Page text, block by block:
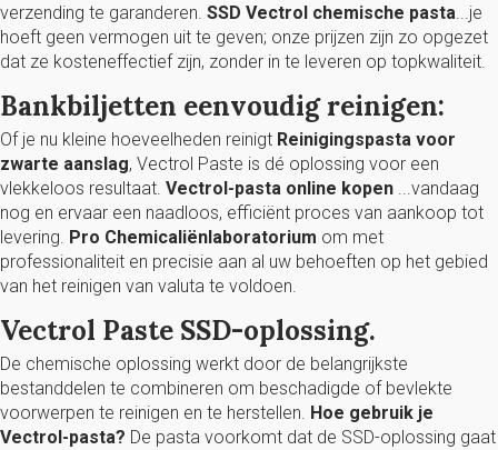
verzending te garanderen. SSD Vectrol chemische pasta...je
hoeft geen vermogen uit te geven; onze prijzen zijn zo opgezet
dat ze kosteneffectief zijn, zonder in te leveren op topkwaliteit.
Bankbiljetten eenvoudig reinigen:
Of je nu kleine hoeveelheden reinigt Reinigingspasta voor
zwarte aanslag, Vectrol Paste is dé oplossing voor een
vlekkeloos resultaat. Vectrol-pasta online kopen ...vandaag
nog en ervaar een naadloos, efficiënt proces van aankoop tot
levering. Pro Chemicaliënlaboratorium om met
professionaliteit en precisie aan al uw behoeften op het gebied
van het reinigen van valuta te voldoen.
Vectrol Paste SSD-oplossing.
De chemische oplossing werkt door de belangrijkste
bestanddelen te combineren om beschadigde of bevlekte
voorwerpen te reinigen en te herstellen. Hoe gebruik je
Vectrol-pasta? De pasta voorkomt dat de SSD-oplossing gaat